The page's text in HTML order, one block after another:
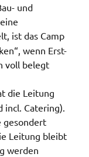
und
ist das Camp
wenn Erst-
voll belegt
die Leitung
incl. Catering).
gesondert
Leitung bleibt
werden